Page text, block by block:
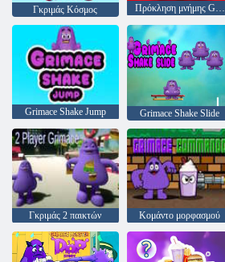
Γκριμάς Κόσμος Πρόκληση μνήμης Grimace
Grimace Shake Jump Grimace Shake Slide
Γκριμάς 2 παικτών Κομάντο μορφασμού